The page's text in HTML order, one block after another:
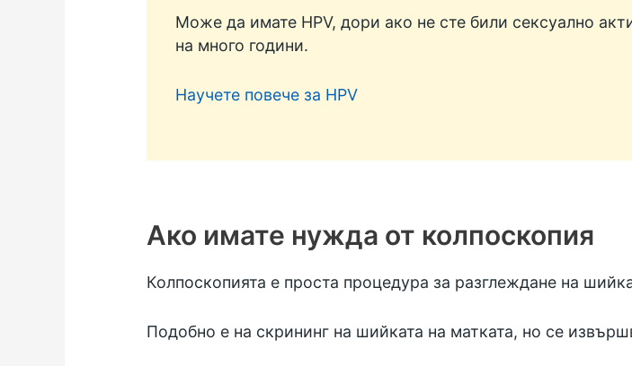
Може да имате HPV, дори ако не сте били сексуално
на много години.
Научете повече за HPV
Ако имате нужда от колпоскопия
Колпоскопията е проста процедура за разглеждане на
Подобно е на скрининг на шийката на матката, но се